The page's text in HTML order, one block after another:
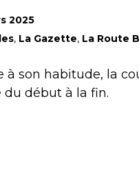
2025
, La Gazette, La Route
à son habitude, la
du début à la fin.